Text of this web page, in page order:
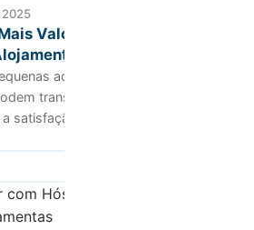
2025
Valorizadas pelos
Local
adições no seu
transformar
satisfação dos hóspedes e …